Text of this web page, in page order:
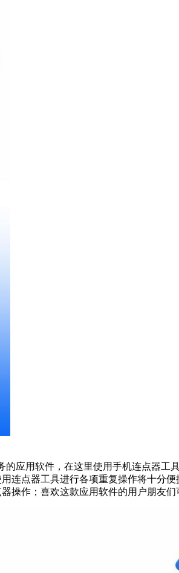
应用软件，在这里使用手机连点器
连点器工具进行各项重复操作将十分
操作；喜欢这款应用软件的用户朋友们